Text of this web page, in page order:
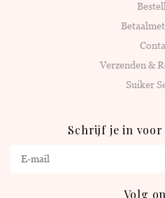
Verzenden &
Suiker
Schrijf je in
Volg